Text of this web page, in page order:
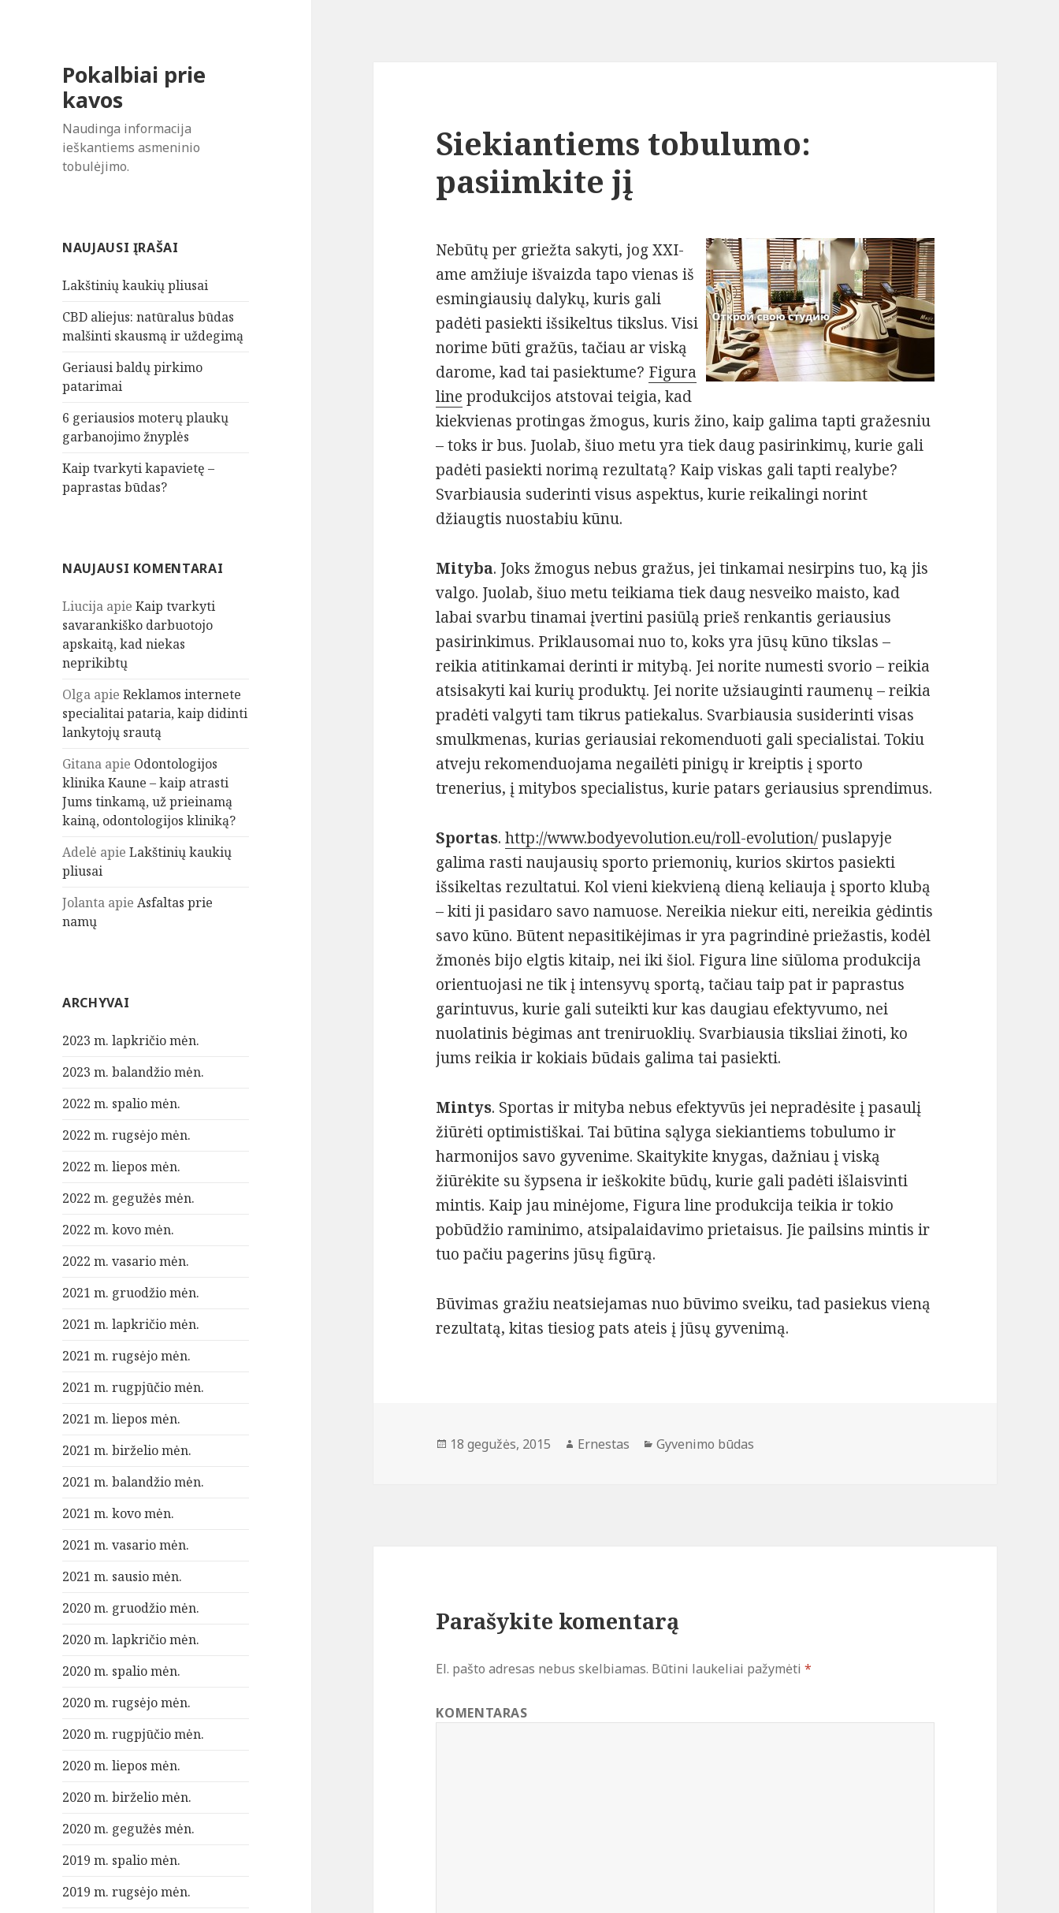
Pokalbiai prie
kavos
Naudinga informacija
ieškantiems asmeninio
tobulėjimo.
NAUJAUSI ĮRAŠAI
Lakštinių kaukių pliusai
CBD aliejus: natūralus būdas
malšinti skausmą ir uždegimą
Geriausi baldų pirkimo
patarimai
6 geriausios moterų plaukų
garbanojimo žnyplės
Kaip tvarkyti kapavietę –
paprastas būdas?
NAUJAUSI KOMENTARAI
Liucija apieKaip tvarkyti
savarankiško darbuotojo
apskaitą, kad niekas
neprikibtų
Olga apieReklamos internete
specialitai pataria, kaip didinti
lankytojų srautą
Gitana apie Odontologijos
klinika Kaune – kaip atrasti
Jums tinkamą, už prieinamą
kainą, odontologijos kliniką?
Adelė apieLakštinių kaukių
pliusai
Jolanta apieAsfaltas prie
namų
ARCHYVAI
2023 m. lapkričio mėn.
2023 m. balandžio mėn.
2022 m. spalio mėn.
2022 m. rugsėjo mėn.
2022 m. liepos mėn.
2022 m. gegužės mėn.
2022 m. kovo mėn.
2022 m. vasario mėn.
2021 m. gruodžio mėn.
2021 m. lapkričio mėn.
2021 m. rugsėjo mėn.
2021 m. rugpjūčio mėn.
2021 m. liepos mėn.
2021 m. birželio mėn.
2021 m. balandžio mėn.
2021 m. kovo mėn.
2021 m. vasario mėn.
2021 m. sausio mėn.
2020 m. gruodžio mėn.
2020 m. lapkričio mėn.
2020 m. spalio mėn.
2020 m. rugsėjo mėn.
2020 m. rugpjūčio mėn.
2020 m. liepos mėn.
2020 m. birželio mėn.
2020 m. gegužės mėn.
2019 m. spalio mėn.
2019 m. rugsėjo mėn.
Siekiantiems tobulumo:
pasiimkite jį
Nebūtų per griežta sakyti, jog XXI-
ame amžiuje išvaizda tapo vienas iš
esmingiausių dalykų, kuris gali
padėti pasiekti išsikeltus tikslus. Visi
norime būti gražūs, tačiau ar viską
darome, kad tai pasiektume? Figura
line produkcijos atstovai teigia, kad
kiekvienas protingas žmogus, kuris žino, kaip galima tapti gražesniu
– toks ir bus. Juolab, šiuo metu yra tiek daug pasirinkimų, kurie gali
padėti pasiekti norimą rezultatą? Kaip viskas gali tapti realybe?
Svarbiausia suderinti visus aspektus, kurie reikalingi norint
džiaugtis nuostabiu kūnu.
Mityba. Joks žmogus nebus gražus, jei tinkamai nesirpins tuo, ką jis
valgo. Juolab, šiuo metu teikiama tiek daug nesveiko maisto, kad
labai svarbu tinamai įvertini pasiūlą prieš renkantis geriausius
pasirinkimus. Priklausomai nuo to, koks yra jūsų kūno tikslas –
reikia atitinkamai derinti ir mitybą. Jei norite numesti svorio – reikia
atsisakyti kai kurių produktų. Jei norite užsiauginti raumenų – reikia
pradėti valgyti tam tikrus patiekalus. Svarbiausia susiderinti visas
smulkmenas, kurias geriausiai rekomenduoti gali specialistai. Tokiu
atveju rekomenduojama negailėti pinigų ir kreiptis į sporto
trenerius, į mitybos specialistus, kurie patars geriausius sprendimus.
Sportas.http://www.bodyevolution.eu/roll-evolution/puslapyje
galima rasti naujausių sporto priemonių, kurios skirtos pasiekti
išsikeltas rezultatui. Kol vieni kiekvieną dieną keliauja į sporto klubą
– kiti ji pasidaro savo namuose. Nereikia niekur eiti, nereikia gėdintis
savo kūno. Būtent nepasitikėjimas ir yra pagrindinė priežastis, kodėl
žmonės bijo elgtis kitaip, nei iki šiol. Figura line siūloma produkcija
orientuojasi ne tik į intensyvų sportą, tačiau taip pat ir paprastus
garintuvus, kurie gali suteikti kur kas daugiau efektyvumo, nei
nuolatinis bėgimas ant treniruoklių. Svarbiausia tiksliai žinoti, ko
jums reikia ir kokiais būdais galima tai pasiekti.
Mintys. Sportas ir mityba nebus efektyvūs jei nepradėsite į pasaulį
žiūrėti optimistiškai. Tai būtina sąlyga siekiantiems tobulumo ir
harmonijos savo gyvenime. Skaitykite knygas, dažniau į viską
žiūrėkite su šypsena ir ieškokite būdų, kurie gali padėti išlaisvinti
mintis. Kaip jau minėjome, Figura line produkcija teikia ir tokio
pobūdžio raminimo, atsipalaidavimo prietaisus. Jie pailsins mintis ir
tuo pačiu pagerins jūsų figūrą.
Būvimas gražiu neatsiejamas nuo būvimo sveiku, tad pasiekus vieną
rezultatą, kitas tiesiog pats ateis į jūsų gyvenimą.
Paskelbta
18 gegužės, 2015 Autorius
Ernestas Kategorijos
Gyvenimo būdas
Parašykite komentarą
El. pašto adresas nebus skelbiamas. Būtini laukeliai pažymėti*
KOMENTARAS